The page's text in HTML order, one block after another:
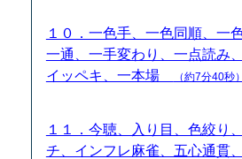
１０．一色手、一色同順、一
一通、一手変わり、一点読み
イッペキ、一本場
（約7分40秒）
１１．今聴、入り目、色絞り
チ、インフレ麻雀、五心通貫